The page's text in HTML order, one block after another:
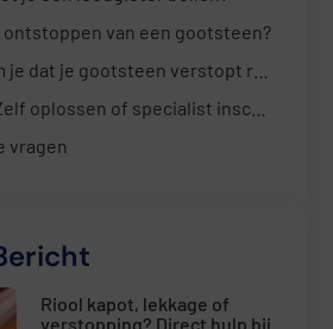
van een gootsteen?
Hoe voorkom je dat je gootsteen verstopt raakt?
vragen
Riool kapot, lekkage of
verstopping? Direct hulp bij